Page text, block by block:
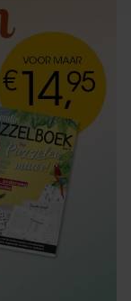
Ook delen we
met onze
analyse. Deze
met andere
ze hebben
services. U
website blijft